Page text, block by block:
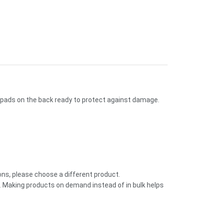
on the back ready to protect against damage.
please choose a different product.
products on demand instead of in bulk helps